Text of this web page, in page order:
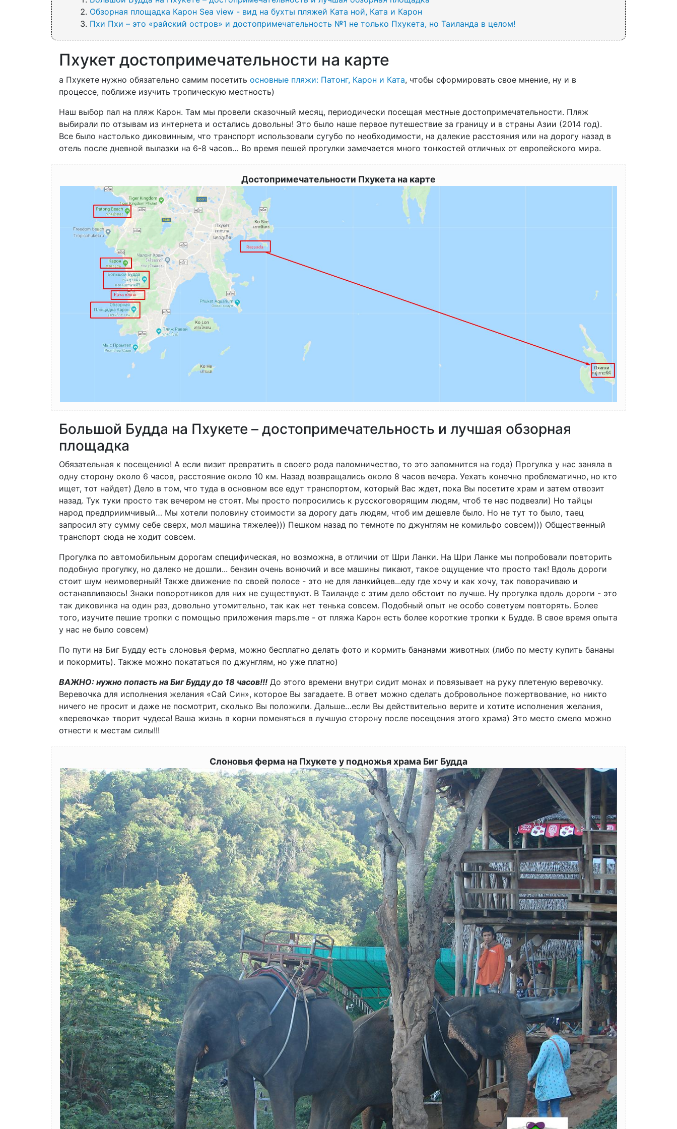
Обзорная площадка Карон Sea view - вид на бухты пляжей Ката ной, Ката и Карон
Пхи Пхи – это «райский остров» и достопримечательность №1 не только Пхукета, но Таиланда в целом!
Пхукет достопримечательности на карте
а Пхукете нужно обязательно самим посетить основные пляжи: Патонг, Карон и Ката, чтобы сформировать свое мнение, ну и в
процессе, поближе изучить тропическую местность)
Наш выбор пал на пляж Карон. Там мы провели сказочный месяц, периодически посещая местные достопримечательности. Пляж
выбирали по отзывам из интернета и остались довольны! Это было наше первое путешествие за границу и в страны Азии (2014 год).
Все было настолько диковинным, что транспорт использовали сугубо по необходимости, на далекие расстояния или на дорогу назад в
отель после дневной вылазки на 6-8 часов… Во время пешей прогулки замечается много тонкостей отличных от европейского мира.
Достопримечательности Пхукета на карте
Большой Будда на Пхукете – достопримечательность и лучшая обзорная
площадка
Обязательная к посещению! А если визит превратить в своего рода паломничество, то это запомнится на года) Прогулка у нас заняла в
одну сторону около 6 часов, расстояние около 10 км. Назад возвращались около 8 часов вечера. Уехать конечно проблематично, но кто
ищет, тот найдет) Дело в том, что туда в основном все едут транспортом, который Вас ждет, пока Вы посетите храм и затем отвозит
назад. Тук туки просто так вечером не стоят. Мы просто попросились к русскоговорящим людям, чтоб те нас подвезли) Но тайцы
народ предприимчивый… Мы хотели половину стоимости за дорогу дать людям, чтоб им дешевле было. Но не тут то было, таец
запросил эту сумму себе сверх, мол машина тяжелее))) Пешком назад по темноте по джунглям не комильфо совсем))) Общественный
транспорт сюда не ходит совсем.
Прогулка по автомобильным дорогам специфическая, но возможна, в отличии от Шри Ланки. На Шри Ланке мы попробовали повторить
подобную прогулку, но далеко не дошли... бензин очень вонючий и все машины пикают, такое ощущение что просто так! Вдоль дороги
стоит шум неимоверный! Также движение по своей полосе - это не для ланкийцев...еду где хочу и как хочу, так поворачиваю и
останавливаюсь! Знаки поворотников для них не существуют. В Таиланде с этим дело обстоит по лучше. Ну прогулка вдоль дороги - это
так диковинка на один раз, довольно утомительно, так как нет тенька совсем. Подобный опыт не особо советуем повторять. Более
того, изучите пешие тропки с помощью приложения maps.me - от пляжа Карон есть более короткие тропки к Будде. В свое время опыта
у нас не было совсем)
По пути на Биг Будду есть слоновья ферма, можно бесплатно делать фото и кормить бананами животных (либо по месту купить бананы
и покормить). Также можно покататься по джунглям, но уже платно)
ВАЖНО: нужно попасть на Биг Будду до 18 часов!!! До этого времени внутри сидит монах и повязывает на руку плетеную веревочку.
Веревочка для исполнения желания «Сай Син», которое Вы загадаете. В ответ можно сделать добровольное пожертвование, но никто
ничего не просит и даже не посмотрит, сколько Вы положили. Дальше…если Вы действительно верите и хотите исполнения желания,
«веревочка» творит чудеса! Ваша жизнь в корни поменяться в лучшую сторону после посещения этого храма) Это место смело можно
отнести к местам силы!!!
Слоновья ферма на Пхукете у подножья храма Биг Будда
Image